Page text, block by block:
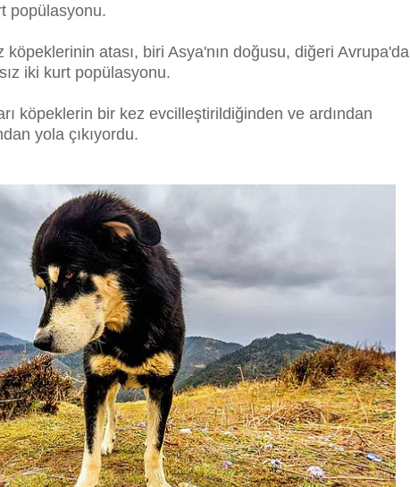
popülasyonu.
köpeklerinin atası, biri Asya'nın doğusu, diğeri Avrupa'da
iki kurt popülasyonu.
köpeklerin bir kez evcilleştirildiğinden ve ardından
yola çıkıyordu.